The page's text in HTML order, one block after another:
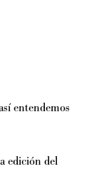
entendemos
edición del